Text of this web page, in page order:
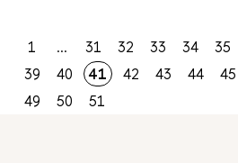
1 ... 31 32 33 34 35
39
40 41 42 43 44 45
49
50 51